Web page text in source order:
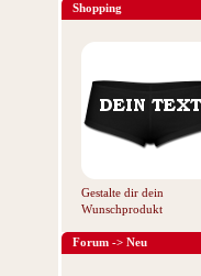
Shopping
Gestalte dir dein
Wunschprodukt
Forum -> Neu